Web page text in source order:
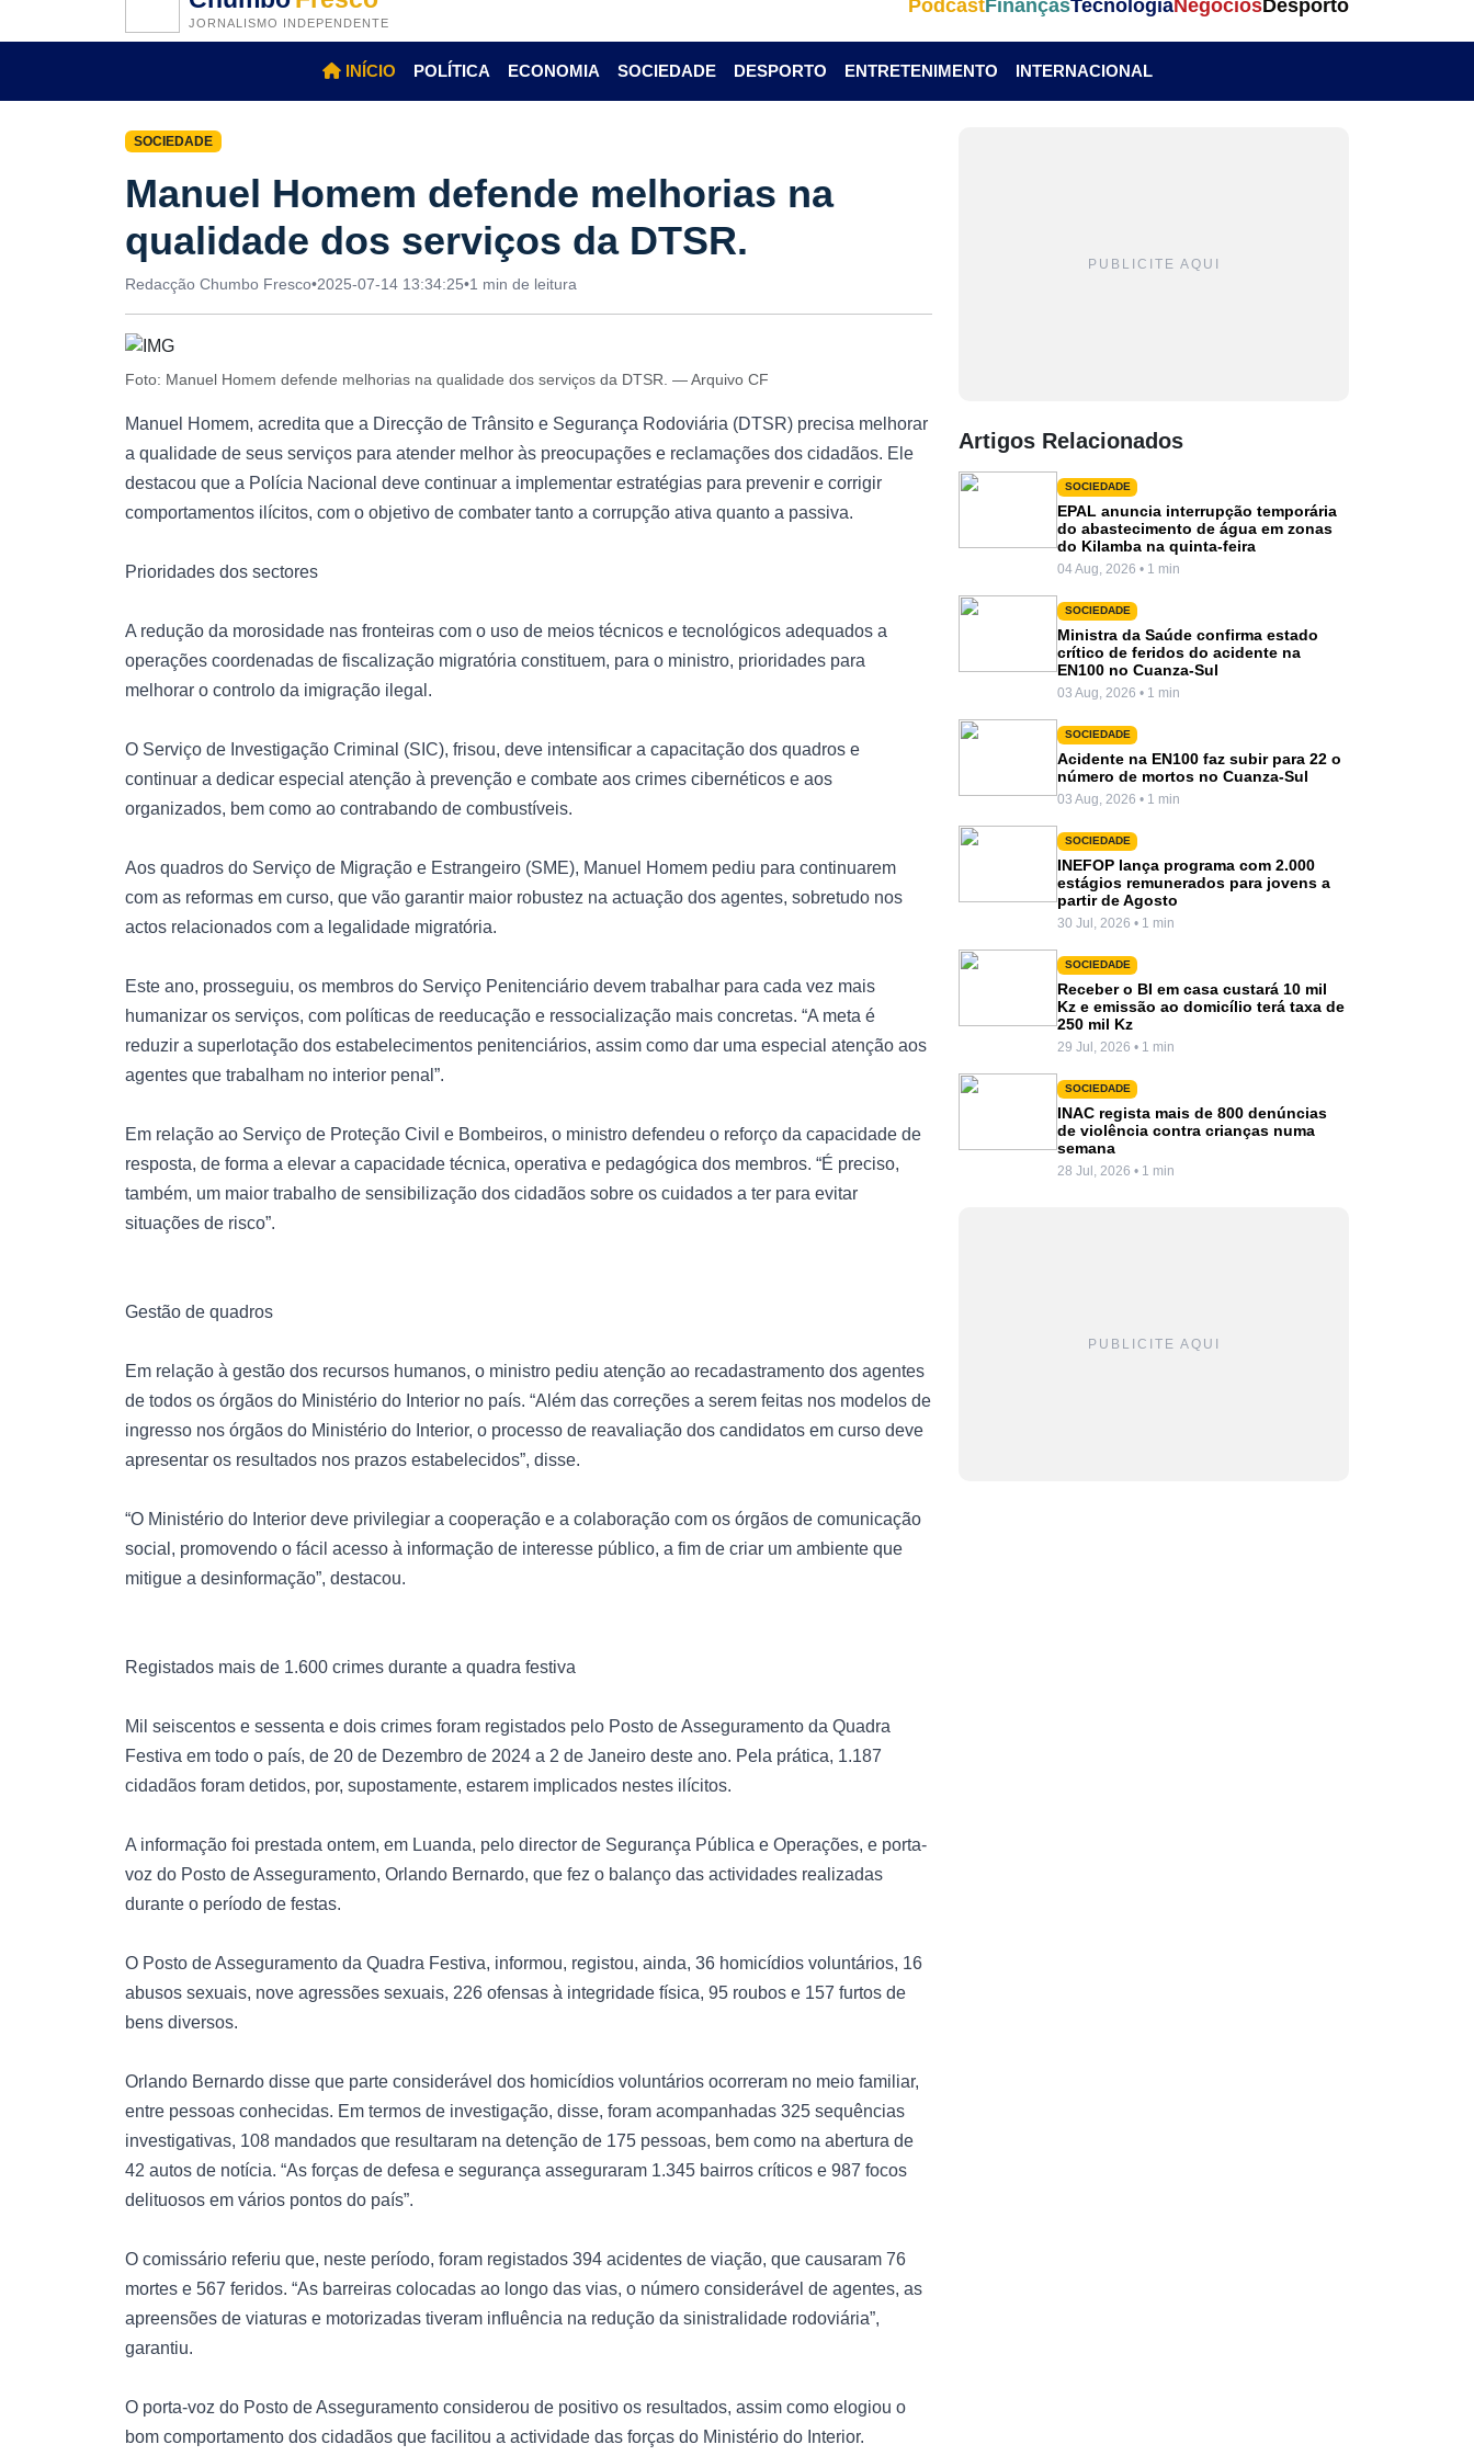
JORNALISMO INDEPENDENTE
PodcastFinançasTecnologiaNegóciosDesporto
INÍCIO POLÍTICA ECONOMIA SOCIEDADE DESPORTO ENTRETENIMENTO INTERNACIONAL
SOCIEDADE
Manuel Homem defende melhorias na
qualidade dos serviços da DTSR.
Redacção Chumbo Fresco•2025-07-14 13:34:25•1 min de leitura
Foto: Manuel Homem defende melhorias na qualidade dos serviços da DTSR. — Arquivo CF
Manuel Homem, acredita que a Direcção de Trânsito e Segurança Rodoviária (DTSR) precisa melhorar
a qualidade de seus serviços para atender melhor às preocupações e reclamações dos cidadãos. Ele
destacou que a Polícia Nacional deve continuar a implementar estratégias para prevenir e corrigir
comportamentos ilícitos, com o objetivo de combater tanto a corrupção ativa quanto a passiva.
Prioridades dos sectores
A redução da morosidade nas fronteiras com o uso de meios técnicos e tecnológicos adequados a
operações coordenadas de fiscalização migratória constituem, para o ministro, prioridades para
melhorar o controlo da imigração ilegal.
O Serviço de Investigação Criminal (SIC), frisou, deve intensificar a capacitação dos quadros e
continuar a dedicar especial atenção à prevenção e combate aos crimes cibernéticos e aos
organizados, bem como ao contrabando de combustíveis.
Aos quadros do Serviço de Migração e Estrangeiro (SME), Manuel Homem pediu para continuarem
com as reformas em curso, que vão garantir maior robustez na actuação dos agentes, sobretudo nos
actos relacionados com a legalidade migratória.
Este ano, prosseguiu, os membros do Serviço Penitenciário devem trabalhar para cada vez mais
humanizar os serviços, com políticas de reeducação e ressocialização mais concretas. “A meta é
reduzir a superlotação dos estabelecimentos penitenciários, assim como dar uma especial atenção aos
agentes que trabalham no interior penal”.
Em relação ao Serviço de Proteção Civil e Bombeiros, o ministro defendeu o reforço da capacidade de
resposta, de forma a elevar a capacidade técnica, operativa e pedagógica dos membros. “É preciso,
também, um maior trabalho de sensibilização dos cidadãos sobre os cuidados a ter para evitar
situações de risco”.
Gestão de quadros
Em relação à gestão dos recursos humanos, o ministro pediu atenção ao recadastramento dos agentes
de todos os órgãos do Ministério do Interior no país. “Além das correções a serem feitas nos modelos de
ingresso nos órgãos do Ministério do Interior, o processo de reavaliação dos candidatos em curso deve
apresentar os resultados nos prazos estabelecidos”, disse.
“O Ministério do Interior deve privilegiar a cooperação e a colaboração com os órgãos de comunicação
social, promovendo o fácil acesso à informação de interesse público, a fim de criar um ambiente que
mitigue a desinformação”, destacou.
Registados mais de 1.600 crimes durante a quadra festiva
Mil seiscentos e sessenta e dois crimes foram registados pelo Posto de Asseguramento da Quadra
Festiva em todo o país, de 20 de Dezembro de 2024 a 2 de Janeiro deste ano. Pela prática, 1.187
cidadãos foram detidos, por, supostamente, estarem implicados nestes ilícitos.
A informação foi prestada ontem, em Luanda, pelo director de Segurança Pública e Operações, e porta-
voz do Posto de Asseguramento, Orlando Bernardo, que fez o balanço das actividades realizadas
durante o período de festas.
O Posto de Asseguramento da Quadra Festiva, informou, registou, ainda, 36 homicídios voluntários, 16
abusos sexuais, nove agressões sexuais, 226 ofensas à integridade física, 95 roubos e 157 furtos de
bens diversos.
Orlando Bernardo disse que parte considerável dos homicídios voluntários ocorreram no meio familiar,
entre pessoas conhecidas. Em termos de investigação, disse, foram acompanhadas 325 sequências
investigativas, 108 mandados que resultaram na detenção de 175 pessoas, bem como na abertura de
42 autos de notícia. “As forças de defesa e segurança asseguraram 1.345 bairros críticos e 987 focos
delituosos em vários pontos do país”.
O comissário referiu que, neste período, foram registados 394 acidentes de viação, que causaram 76
mortes e 567 feridos. “As barreiras colocadas ao longo das vias, o número considerável de agentes, as
apreensões de viaturas e motorizadas tiveram influência na redução da sinistralidade rodoviária”,
garantiu.
O porta-voz do Posto de Asseguramento considerou de positivo os resultados, assim como elogiou o
bom comportamento dos cidadãos que facilitou a actividade das forças do Ministério do Interior.
PUBLICITE AQUI
Artigos Relacionados
SOCIEDADE
EPAL anuncia interrupção temporária
do abastecimento de água em zonas
do Kilamba na quinta-feira
04 Aug, 2026 • 1 min
SOCIEDADE
Ministra da Saúde confirma estado
crítico de feridos do acidente na
EN100 no Cuanza-Sul
03 Aug, 2026 • 1 min
SOCIEDADE
Acidente na EN100 faz subir para 22 o
número de mortos no Cuanza-Sul
03 Aug, 2026 • 1 min
SOCIEDADE
INEFOP lança programa com 2.000
estágios remunerados para jovens a
partir de Agosto
30 Jul, 2026 • 1 min
SOCIEDADE
Receber o BI em casa custará 10 mil
Kz e emissão ao domicílio terá taxa de
250 mil Kz
29 Jul, 2026 • 1 min
SOCIEDADE
INAC regista mais de 800 denúncias
de violência contra crianças numa
semana
28 Jul, 2026 • 1 min
PUBLICITE AQUI